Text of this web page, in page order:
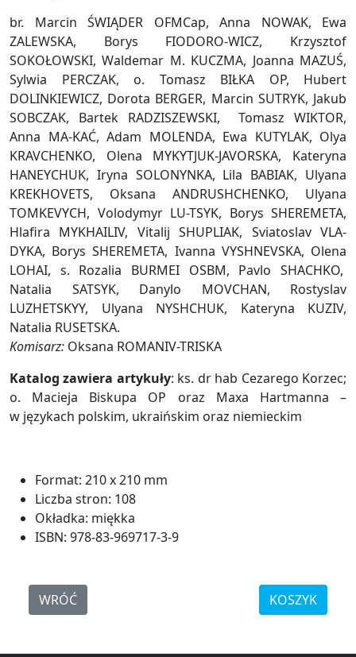
br. Marcin ŚWIĄDER OFMCap, Anna NOWAK, Ewa
ZALEWSKA, Borys FIODORO-WICZ, Krzysztof
SOKOŁOWSKI, Waldemar M. KUCZMA, Joanna MAZUŚ,
Sylwia PERCZAK, o. Tomasz BIŁKA OP, Hubert
DOLINKIEWICZ, Dorota BERGER, Marcin SUTRYK, Jakub
SOBCZAK, Bartek RADZISZEWSKI, Tomasz WIKTOR,
Anna MA-KAĆ, Adam MOLENDA, Ewa KUTYLAK, Olya
KRAVCHENKO, Olena MYKYTJUK-JAVORSKA, Kateryna
HANEYCHUK, Iryna SOLONYNKA, Lila BABIAK, Ulyana
KREKHOVETS, Oksana ANDRUSHCHENKO, Ulyana
TOMKEVYCH, Volodymyr LU-TSYK, Borys SHEREMETA,
Hlafira MYKHAILIV, Vitalij SHUPLIAK, Sviatoslav VLA-
DYKA, Borys SHEREMETA, Ivanna VYSHNEVSKA, Olena
LOHAI, s. Rozalia BURMEI OSBM, Pavlo SHACHKO,
Natalia SATSYK, Danylo MOVCHAN, Rostyslav
LUZHETSKYY, Ulyana NYSHCHUK, Kateryna KUZIV,
Natalia RUSETSKA.
Komisarz: Oksana ROMANIV-TRISKA
Katalog zawiera artykuły: ks. dr hab Cezarego Korzec;
o. Macieja Biskupa OP oraz Maxa Hartmanna –
w językach polskim, ukraińskim oraz niemieckim
Format: 210 x 210 mm
Liczba stron: 108
Okładka: miękka
ISBN: 978-83-969717-3-9
WRÓĆ KOSZYK